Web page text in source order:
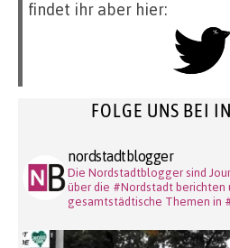
findet ihr aber hier:
FOLGE UNS BEI
nordstadtblogger
Die Nordstadtblogger sind
über die #Nordstadt berichten
gesamtstädtische Themen in